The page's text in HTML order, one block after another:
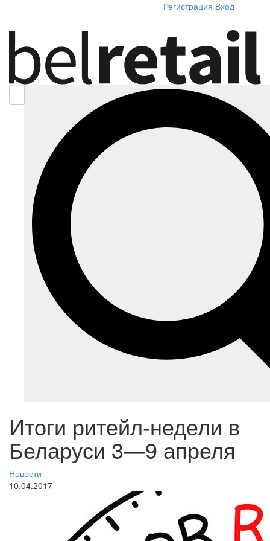
Регистрация Вход
Итоги ритейл-недели в
Беларуси 3—9 апреля
Новости
10.04.2017